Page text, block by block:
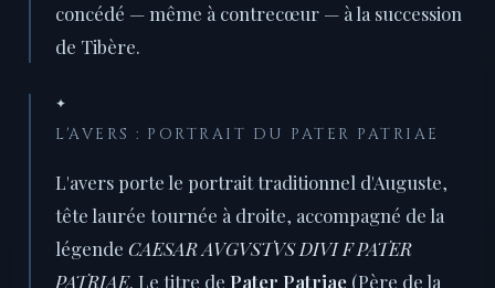
concédé — même à contrecœur — à la succession
de Tibère.
✦
L'AVERS : PORTRAIT DU PATER PATRIAE
L'avers porte le portrait traditionnel d'Auguste,
tête laurée tournée à droite, accompagné de la
légende CAESAR AVGVSTVS DIVI F PATER
PATRIAE. Le titre de Pater Patriae (Père de la